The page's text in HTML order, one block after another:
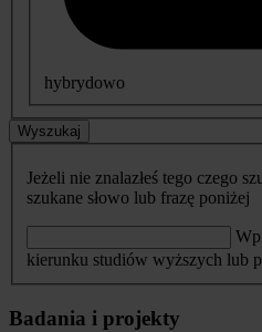
hybrydowo
Wyszukaj
Jeżeli nie znalazłeś tego czego
szukane słowo lub frazę poniżej
kierunku studiów wyższych lub
Badania i projekty